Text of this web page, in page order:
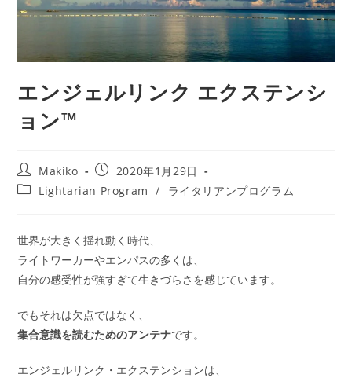
エンジェルリンク エクステンシ
ョン™
投
稿
者:
Makiko
投
稿
公
2020年1月29日
投
テ
ゴ
リ
ー:
Lightarian Program / ライタリアンプログラム
世界が大きく揺れ動く時代、
ライトワーカーやエンパスの多くは、
自分の感受性が強すぎて生きづらさを感じています。
でもそれは欠点ではなく、
集合意識を読むためのアンテナです。
エンジェルリンク・エクステンションは、